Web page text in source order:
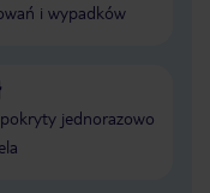
i wypadków
jednorazowo